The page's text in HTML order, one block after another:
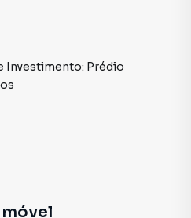
Investimento: Prédio